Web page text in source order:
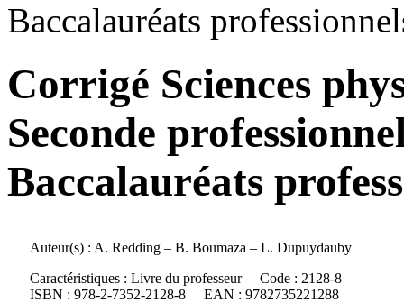
Baccalauréats
Corrigé Sciences
Seconde
Baccalauréats
Auteur(s) : A. Redding – B. Boumaza – L. Dupuydauby
Caractéristiques : Livre du professeur Code : 2128-8
ISBN : 978-2-7352-2128-8 EAN : 9782735221288